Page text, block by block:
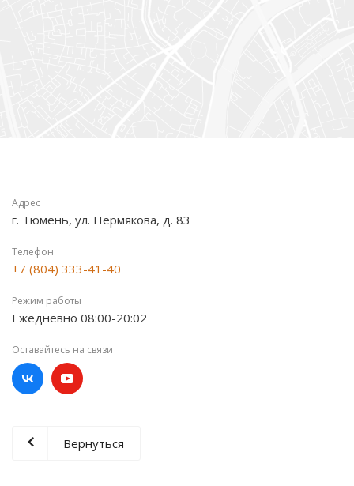
Адрес
г. Тюмень, ул. Пермякова, д. 83
Телефон
+7 (804) 333-41-40
Режим работы
Ежедневно 08:00-20:02
Оставайтесь на связи
Вернуться